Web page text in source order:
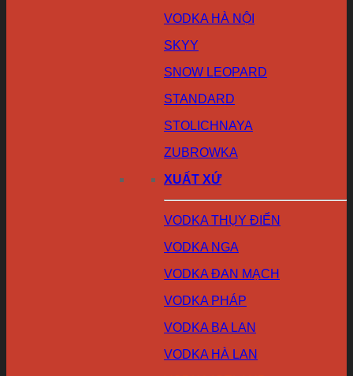
VODKA HÀ NỘI
SKYY
SNOW LEOPARD
STANDARD
STOLICHNAYA
ZUBROWKA
XUẤT XỨ
VODKA THỤY ĐIỂN
VODKA NGA
VODKA ĐAN MẠCH
VODKA PHÁP
VODKA BA LAN
VODKA HÀ LAN